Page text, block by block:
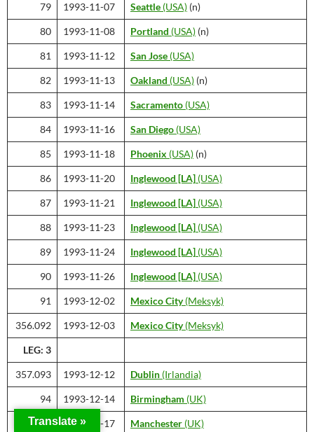
79 1993-11-07 Seattle (USA) (n)
80 1993-11-08 Portland (USA) (n)
81 1993-11-12 San Jose (USA)
82 1993-11-13 Oakland (USA) (n)
83 1993-11-14 Sacramento (USA)
84 1993-11-16 San Diego (USA)
85 1993-11-18 Phoenix (USA) (n)
86 1993-11-20 Inglewood [LA] (USA)
87 1993-11-21 Inglewood [LA] (USA)
88 1993-11-23 Inglewood [LA] (USA)
89 1993-11-24 Inglewood [LA] (USA)
90 1993-11-26 Inglewood [LA] (USA)
91 1993-12-02 Mexico City(Meksyk)
356.092 1993-12-03 Mexico City(Meksyk)
LEG: 3
357.093 1993-12-12 Dublin (Irlandia)
94 1993-12-14 Birmingham (UK)
95 1993-12-17 Manchester (UK)
Translate »